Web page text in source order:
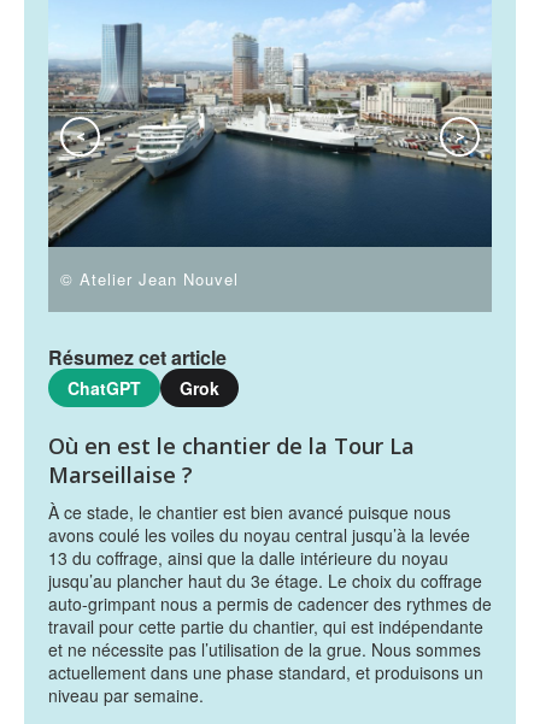
© Atelier Jean Nouvel
< >
Résumez cet article
ChatGPT Grok
Où en est le chantier de la Tour La
Marseillaise ?
À ce stade, le chantier est bien avancé puisque nous
avons coulé les voiles du noyau central jusqu’à la levée
13 du coffrage, ainsi que la dalle intérieure du noyau
jusqu’au plancher haut du 3e étage. Le choix du coffrage
auto-grimpant nous a permis de cadencer des rythmes de
travail pour cette partie du chantier, qui est indépendante
et ne nécessite pas l’utilisation de la grue. Nous sommes
actuellement dans une phase standard, et produisons un
niveau par semaine.